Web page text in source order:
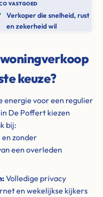
VASTGOED
Verkoper die snelheid, rust
en zekerheid wil
keuze?
energie voor een regulier
De Poffert kiezen
bij:
en zonder
een overleden
Volledige privacy
en wekelijkse kijkers